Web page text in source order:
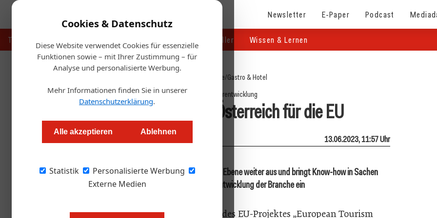
Cookies & Datenschutz
Diese Website verwendet Cookies für essenzielle
Funktionen sowie – mit Ihrer Zustimmung – für
Analyse und personalisierte Werbung.
Mehr Informationen finden Sie in unserer
Datenschutzerklärung.
Alle akzeptieren Ablehnen
Statistik
Personalisierte Werbung
Externe Medien
Newsletter E-Paper Podcast
Touristik Handel & Hersteller Wissen & Lernen
Startseite/Gastro & Hotel
Weiterentwicklung
Know-how aus Österreich für die EU
Markus Höller 13.06.2023, 11:57 Uhr
Die ÖHV baut ihr Engagement auf europäischer Ebene weiter aus und bringt Know-how in Sachen
Digitalisierung und Nachhaltigkeit zur Weiterentwicklung der Branche ein
Nach der erfolgreichen Umsetzung des EU-Projektes „European Tourism